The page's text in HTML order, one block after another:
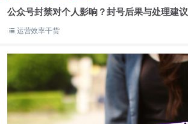
公众号封禁对个人影响？封号后果与处理建议
运营效率干货